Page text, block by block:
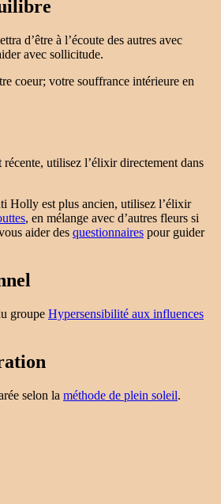
d’être à l’écoute des autres avec
avec sollicitude.
coeur; votre souffrance intérieure en
utilisez l’élixir directement dans
Holly est plus ancien, utilisez l’élixir
, en mélange avec d’autres fleurs si
aider des questionnaires pour guider
groupe Hypersensibilité aux influences
selon la méthode de plein soleil.